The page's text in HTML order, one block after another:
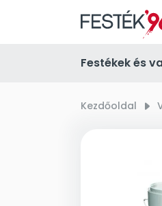
Festékek és
Kezdőoldal right_small